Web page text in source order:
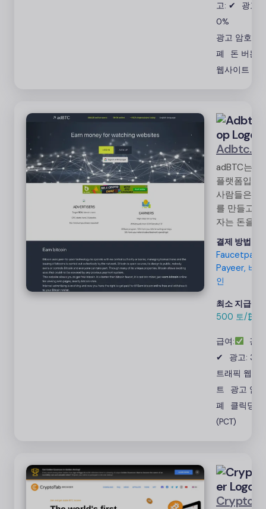
인의 영향
력을 확대
하세요.
고: ✔
광고:
0%
광고 암호화
폐
돈 버는
웹사이트
adBTC는 광
플랫폼입니
사람들은 광
를 만들고
자는 돈을 벌
수 있습니다.
광고를 시청
수 있습니다.
광고를 시청
(BTC)으로
급됩니다.
결제 방법:
Faucetpay,
Payeer, 비
인
최소 지급액:
500 토/₿
급여:
광
✔
광고: 3%
트래픽 웹사
트
광고 암
폐
클릭당
(PCT)